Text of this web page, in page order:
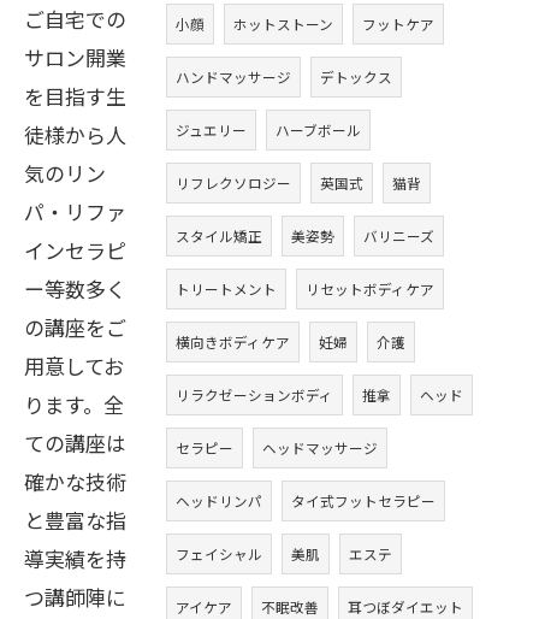
小顔 ホットストーン フットケア
ハンドマッサージ デトックス
ジュエリー ハーブボール
リフレクソロジー 英国式 猫背
スタイル矯正 美姿勢 バリニーズ
トリートメント リセットボディケア
横向きボディケア 妊婦 介護
リラクゼーションボディ 推拿 ヘッド
セラピー ヘッドマッサージ
ヘッドリンパ タイ式フットセラピー
フェイシャル 美肌 エステ
アイケア 不眠改善 耳つぼダイエット
ご自宅での
サロン開業
を目指す生
徒様から人
気のリン
パ・リファ
インセラピ
ー等数多く
の講座をご
用意してお
ります。全
ての講座は
確かな技術
と豊富な指
導実績を持
つ講師陣に